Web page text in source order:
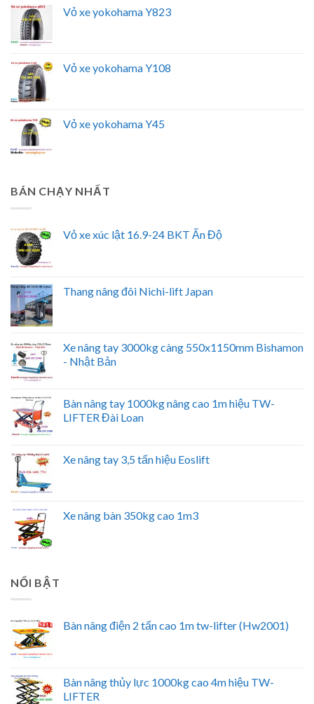
Vỏ xe yokohama Y823
Vỏ xe yokohama Y108
Vỏ xe yokohama Y45
BÁN CHẠY NHẤT
Vỏ xe xúc lật 16.9-24 BKT Ấn Độ
Thang nâng đôi Nichi-lift Japan
Xe nâng tay 3000kg càng 550x1150mm Bishamon
- Nhật Bản
Bàn nâng tay 1000kg nâng cao 1m hiệu TW-
LIFTER Đài Loan
Xe nâng tay 3,5 tấn hiệu Eoslift
Xe nâng bàn 350kg cao 1m3
NỔI BẬT
Bàn nâng điện 2 tấn cao 1m tw-lifter (Hw2001)
Bàn nâng thủy lực 1000kg cao 4m hiệu TW-
LIFTER